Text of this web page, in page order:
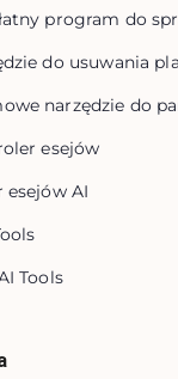
program do
do usuwania
narzędzie do
esejów
esejów AI
Tools